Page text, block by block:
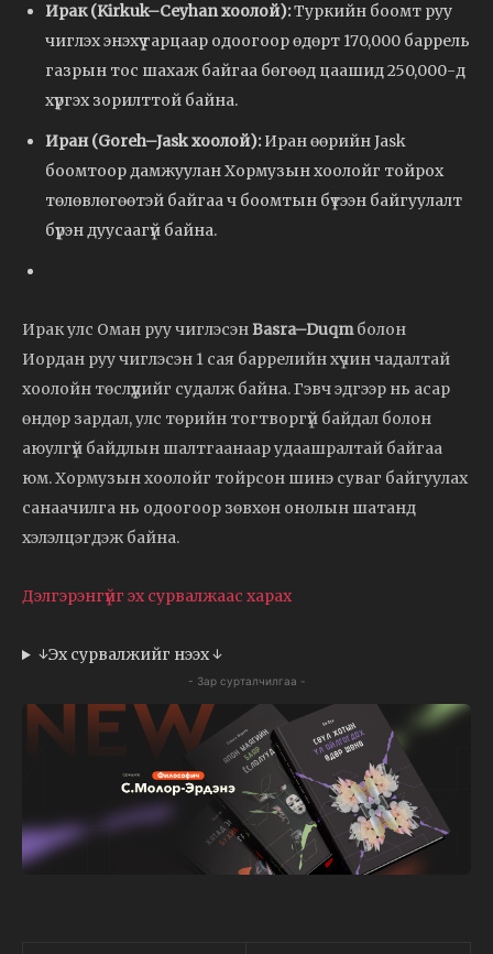
Ирак (Kirkuk–Ceyhan хоолой):Туркийн боомт руу
чиглэх энэхүү гарцаар одоогоор өдөрт 170,000 баррель
газрын тос шахаж байгаа бөгөөд цаашид 250,000-д
хүргэх зорилттой байна.
Иран (Goreh–Jask хоолой): Иран өөрийн Jask
боомтоор дамжуулан Хормузын хоолойг тойрох
төлөвлөгөөтэй байгаа ч боомтын бүтээн байгуулалт
бүрэн дуусаагүй байна.
Ирак улс Оман руу чиглэсэнBasra–Duqmболон
Иордан руу чиглэсэн 1 сая баррелийн хүчин чадалтай
хоолойн төслүүдийг судалж байна. Гэвч эдгээр нь асар
өндөр зардал, улс төрийн тогтворгүй байдал болон
аюулгүй байдлын шалтгаанаар удаашралтай байгаа
юм. Хормузын хоолойг тойрсон шинэ суваг байгуулах
санаачилга нь одоогоор зөвхөн онолын шатанд
хэлэлцэгдэж байна.
Дэлгэрэнгүйг эх сурвалжаас харах
↓Эх сурвалжийг нээх ↓
- Зар сурталчилгаа -